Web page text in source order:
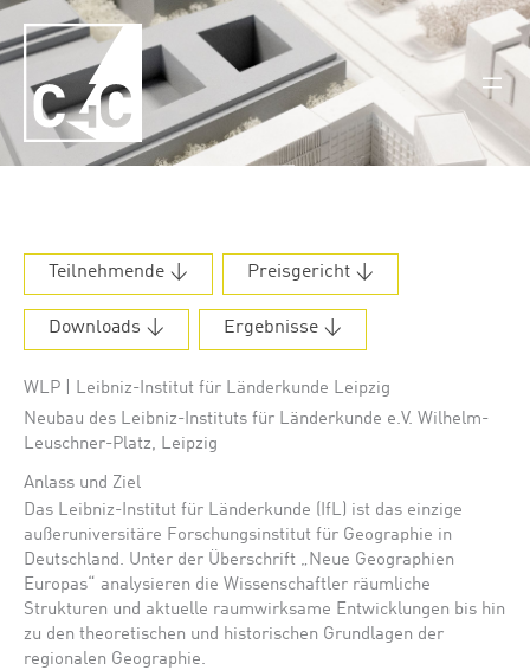
Teilnehmende ↓ Preisgericht ↓
Downloads ↓ Ergebnisse ↓
WLP | Leibniz-Institut für Länderkunde Leipzig
Neubau des Leibniz-Instituts für Länderkunde e.V. Wilhelm-
Leuschner-Platz, Leipzig
Anlass und Ziel
Das Leibniz-Institut für Länderkunde (IfL) ist das einzige
außeruniversitäre Forschungsinstitut für Geographie in
Deutschland. Unter der Überschrift „Neue Geographien
Europas“ analysieren die Wissenschaftler räumliche
Strukturen und aktuelle raumwirksame Entwicklungen bis hin
zu den theoretischen und historischen Grundlagen der
regionalen Geographie.